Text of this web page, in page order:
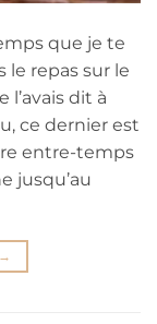
que je te
repas sur le
dit à
ce dernier est
entre-temps
jusqu’au
→